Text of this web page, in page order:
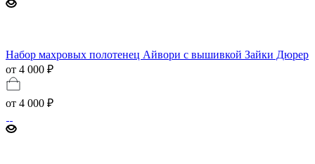
Набор махровых полотенец Айвори с вышивкой Зайки Дюрер
от 4 000 ₽
от 4 000 ₽